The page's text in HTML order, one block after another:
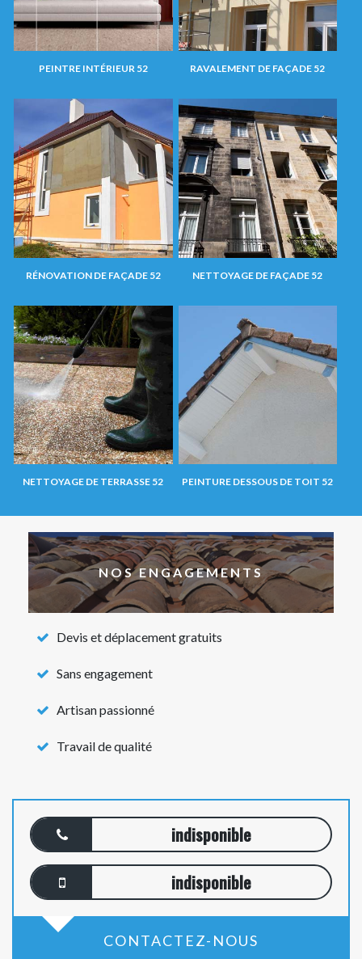
PEINTRE INTÉRIEUR 52 RAVALEMENT DE FAÇADE 52
RÉNOVATION DE FAÇADE 52 NETTOYAGE DE FAÇADE 52
NETTOYAGE DE TERRASSE 52 PEINTURE DESSOUS DE TOIT 52
NOS ENGAGEMENTS
Devis et déplacement gratuits
Sans engagement
Artisan passionné
Travail de qualité
indisponible
indisponible
CONTACTEZ-NOUS